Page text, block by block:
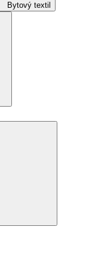
Bytový textil